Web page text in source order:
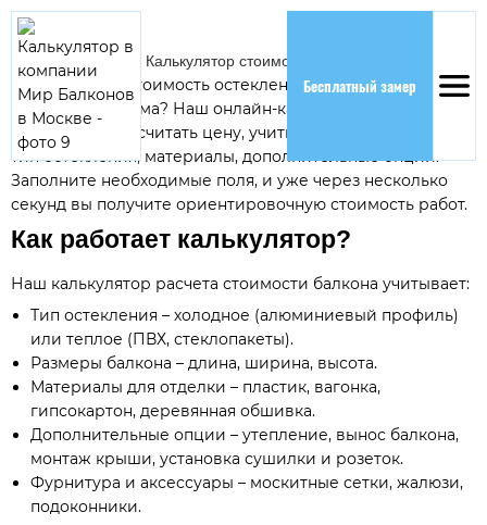
Бесплатный замер
Главная Цены Калькулятор стоимости
Хотите узнать стоимость остекления и отделки балкона,
не выходя из дома? Наш онлайн-калькулятор поможет
вам быстро рассчитать цену, учитывая все параметры –
тип остекления, материалы, дополнительные опции.
Заполните необходимые поля, и уже через несколько
секунд вы получите ориентировочную стоимость работ.
Как работает калькулятор?
Наш калькулятор расчета стоимости балкона учитывает:
Тип остекления – холодное (алюминиевый профиль)
или теплое (ПВХ, стеклопакеты).
Размеры балкона – длина, ширина, высота.
Материалы для отделки – пластик, вагонка,
гипсокартон, деревянная обшивка.
Дополнительные опции – утепление, вынос балкона,
монтаж крыши, установка сушилки и розеток.
Фурнитура и аксессуары – москитные сетки, жалюзи,
подоконники.